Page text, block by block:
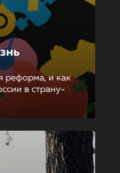
реформа, и как
в страну-